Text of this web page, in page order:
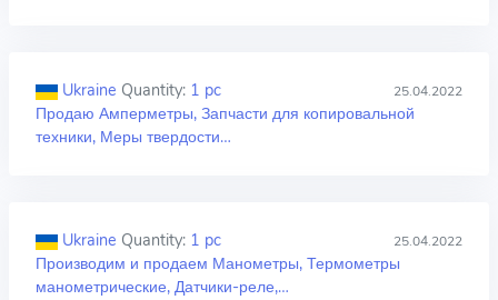
Ukraine Quantity: 1 pc 25.04.2022
Продаю Амперметры, Запчасти для копировальной
техники, Меры твердости…
Ukraine Quantity: 1 pc 25.04.2022
Производим и продаем Манометры, Термометры
манометрические, Датчики-реле,…